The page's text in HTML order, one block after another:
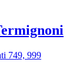
749, 999